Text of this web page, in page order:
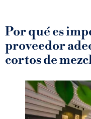
Por qué es
proveedor
cortos de